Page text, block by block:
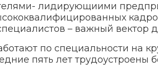
лидирующиими
– важный вектор
по специальности на
пять лет трудоустроены